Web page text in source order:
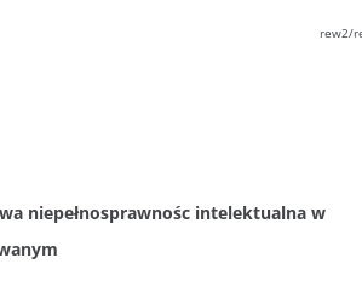
rew2/
niepełnosprawnośc intelektualna w